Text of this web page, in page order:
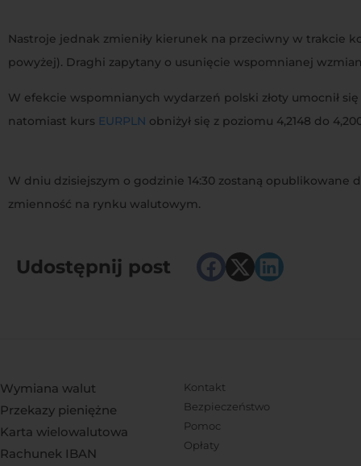
Nastroje jednak zmieniły kierunek na przeciwny w trakcie
powyżej). Draghi zapytany o usunięcie wspomnianej
W efekcie wspomnianych wydarzeń polski złoty umocnił
natomiast kurs EURPLN obniżył się z poziomu 4,2148 do
W dniu dzisiejszym o godzinie 14:30 zostaną
zmienność na rynku walutowym.
Udostępnij post
Wymiana walut
Przekazy pieniężne
Karta wielowalutowa
Rachunek IBAN
Kontakt
Bezpieczeństwo
Pomoc
Opłaty